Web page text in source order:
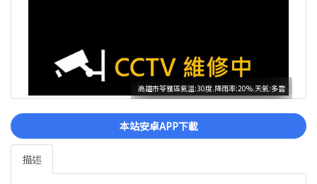
高雄市苓雅區氣溫:30度.降雨率:20%.天氣:多雲
本站安卓APP下載
描述